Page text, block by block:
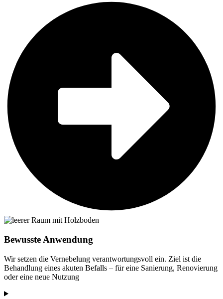
Bewusste Anwendung
Wir setzen die Vernebelung verantwortungsvoll ein. Ziel ist die
Behandlung eines akuten Befalls – für eine Sanierung, Renovierung
oder eine neue Nutzung